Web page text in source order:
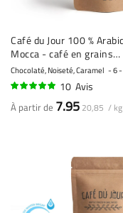
Café du Jour 100 %
Mocca - café en grains
fraîchement torréfié
Chocolaté, Noiseté, Caramel 6
10 Avis
À partir de 7.95 20,85 / kg